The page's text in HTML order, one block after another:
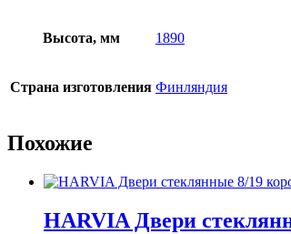
Высота, мм 1890
Страна изготовления Финляндия
Похожие
HARVIA Двери